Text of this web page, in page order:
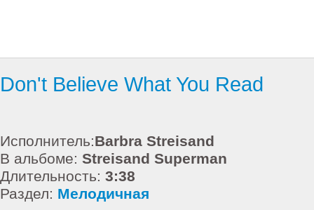
Don't Believe What You Read
Исполнитель:Barbra Streisand
В альбоме: Streisand Superman
Длительность: 3:38
Раздел: Мелодичная